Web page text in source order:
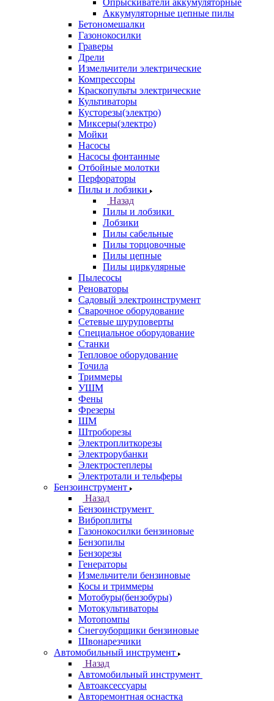
Опрыскиватели аккумуляторные
Аккумуляторные цепные пилы
Бетономешалки
Газонокосилки
Граверы
Дрели
Измельчители электрические
Компрессоры
Краскопульты электрические
Культиваторы
Кусторезы(электро)
Миксеры(электро)
Мойки
Насосы
Насосы фонтанные
Отбойные молотки
Перфораторы
Пилы и лобзики
Назад
Пилы и лобзики
Лобзики
Пилы сабельные
Пилы торцовочные
Пилы цепные
Пилы циркулярные
Пылесосы
Реноваторы
Садовый электроинструмент
Сварочное оборудование
Сетевые шуруповерты
Специальное оборудование
Станки
Тепловое оборудование
Точила
Триммеры
УШМ
Фены
Фрезеры
ШМ
Штроборезы
Электроплиткорезы
Электрорубанки
Электростеплеры
Электротали и тельферы
Бензоинструмент
Назад
Бензоинструмент
Виброплиты
Газонокосилки бензиновые
Бензопилы
Бензорезы
Генераторы
Измельчители бензиновые
Косы и триммеры
Мотобуры(бензобуры)
Мотокультиваторы
Мотопомпы
Снегоуборщики бензиновые
Швонарезчики
Автомобильный инструмент
Назад
Автомобильный инструмент
Автоаксессуары
Авторемонтная оснастка